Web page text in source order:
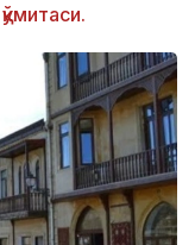
қўмитаси.